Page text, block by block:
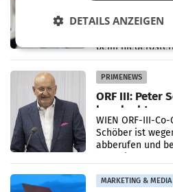
Österreichs
BAD VÖSLAU.
beim
PRIMENEWS
ORF III: Peter
beurlaubt
WIEN ORF-III-
Schöber ist
abberufen und
MARKETING & MEDIA
DETAILS ANZEIGEN